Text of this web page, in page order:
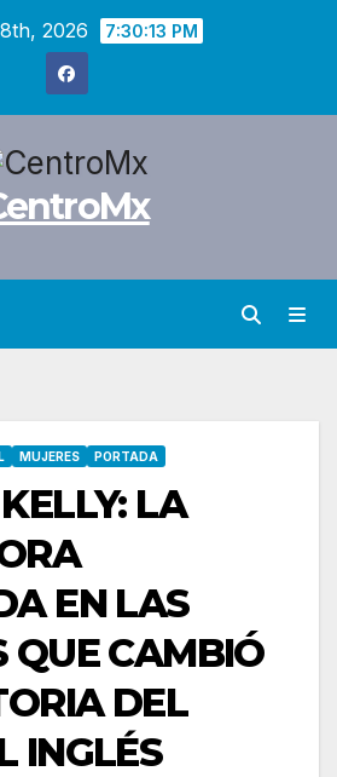
2026 7:30:14 PM
MUJERES PORTADA
LA
EN LAS
QUE CAMBIÓ
DEL
INGLÉS